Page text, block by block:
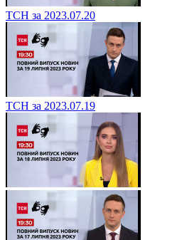
ТСН за 2023.07.20
ТСН за 2023.07.19